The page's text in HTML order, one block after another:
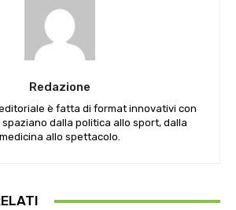
Redazione
è fatta di format innovativi con
dalla politica allo sport, dalla
medicina allo spettacolo.